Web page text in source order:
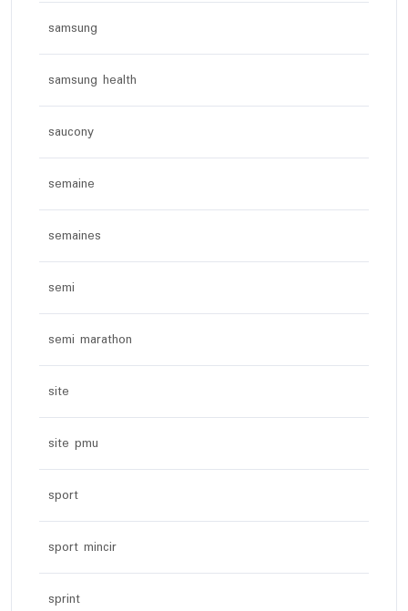
samsung
samsung health
saucony
semaine
semaines
semi
semi marathon
site
site pmu
sport
sport mincir
sprint